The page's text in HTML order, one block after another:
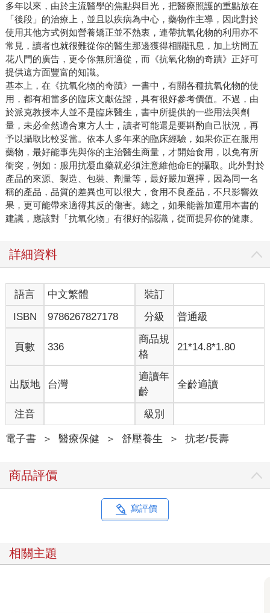
多年以來，由於主流醫學的焦點與目光，把醫療照護的重點放在
「後段」的治療上，並且以疾病為中心，藥物作主導，因此對於
使用其他方式例如營養矯正並不熱衷，連帶抗氧化物的利用亦不
常見，讀者也就很難從你的醫生那邊獲得相關訊息，加上坊間五
花八門的廣告，更令你無所適從，而《抗氧化物的奇蹟》正好可
提供這方面豐富的知識。
基本上，在《抗氧化物的奇蹟》一書中，有關各種抗氧化物的使
用，都有相當多的臨床文獻佐證，具有很好參考價值。不過，由
於派克教授本人並不是臨床醫生，書中所提供的一些用法與劑
量，未必全然適合東方人士，讀者可能還是要斟酌自己狀況，再
予以攝取比較妥當。依本人多年來的臨床經驗，如果你正在服用
藥物，最好能事先與你的主治醫生商量，才開始食用，以免有所
衝突，例如：服用抗凝血藥就必須注意維他命E的攝取。此外對於
產品的來源、製造、包裝、劑量等，最好嚴加選擇，因為同一名
稱的產品，品質的差異也可以很大，食用不良產品，不只影響效
果，更可能帶來適得其反的傷害。總之，如果能善加運用本書的
建議，應該對「抗氧化物」有很好的認識，從而提昇你的健康。
詳細資料
語言 中文繁體
裝訂
ISBN
9786267827178 分級 普通級
頁數 336
商品規
格
21*14.8*1.80
出版地 台灣
適讀年
齡
全齡適讀
注音 級別
電子書 ＞ 醫療保健 ＞ 舒壓養生 ＞ 抗老/長壽
商品評價
寫評價
相關主題